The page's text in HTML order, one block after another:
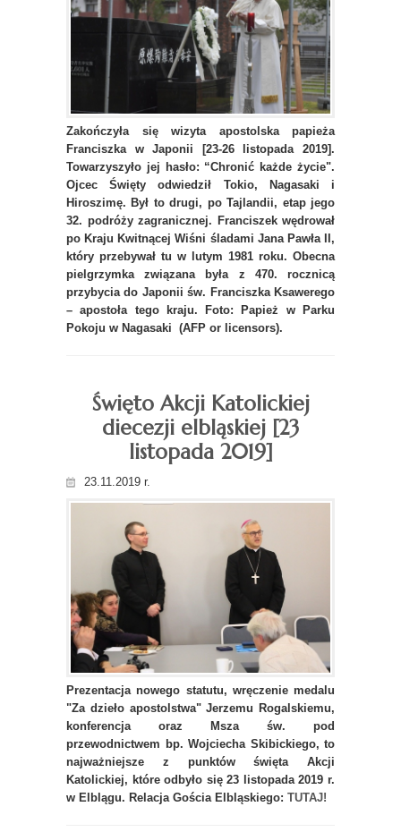
Zakończyła się wizyta apostolska papieża
Franciszka w Japonii [23-26 listopada 2019].
Towarzyszyło jej hasło: “Chronić każde życie".
Ojcec Święty odwiedził Tokio, Nagasaki i
Hiroszimę. Był to drugi, po Tajlandii, etap jego
32. podróży zagranicznej. Franciszek wędrował
po Kraju Kwitnącej Wiśni śladami Jana Pawła II,
który przebywał tu w lutym 1981 roku. Obecna
pielgrzymka związana była z 470. rocznicą
przybycia do Japonii św. Franciszka Ksawerego
– apostoła tego kraju. Foto: Papież w Parku
Pokoju w Nagasaki (AFP or licensors).
Święto Akcji Katolickiej
diecezji elbląskiej [23
listopada 2019]
23.11.2019 r.
Prezentacja nowego statutu, wręczenie medalu
"Za dzieło apostolstwa" Jerzemu Rogalskiemu,
konferencja oraz Msza św. pod
przewodnictwem bp. Wojciecha Skibickiego, to
najważniejsze z punktów święta Akcji
Katolickiej, które odbyło się 23 listopada 2019 r.
w Elblągu. Relacja Gościa Elbląskiego: TUTAJ!